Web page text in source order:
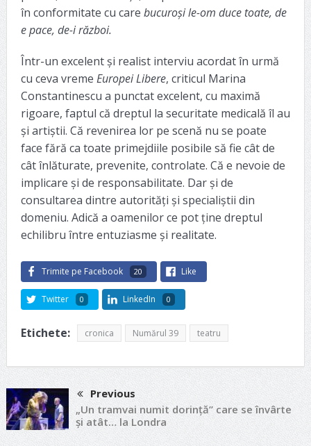
în conformitate cu care bucuroși le-om duce toate, de
e pace, de-i război.
Într-un excelent și realist interviu acordat în urmă
cu ceva vreme Europei Libere, criticul Marina
Constantinescu a punctat excelent, cu maximă
rigoare, faptul că dreptul la securitate medicală îl au
și artiștii. Că revenirea lor pe scenă nu se poate
face fără ca toate primejdiile posibile să fie cât de
cât înlăturate, prevenite, controlate. Că e nevoie de
implicare și de responsabilitate. Dar și de
consultarea dintre autorități și specialiștii din
domeniu. Adică a oamenilor ce pot ține dreptul
echilibru între entuziasme și realitate.
Trimite pe Facebook 20 Like
Twitter 0 LinkedIn 0
Etichete: cronica Numărul 39 teatru
Previous
„Un tramvai numit dorinţă” care se învârte
şi atât… la Londra